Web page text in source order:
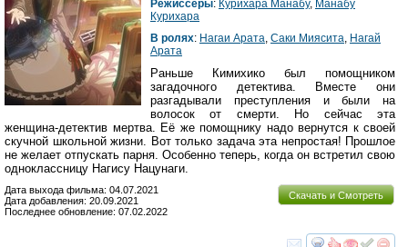
Режиссеры: Курихара Манабу, Манабу
Курихара
В ролях: Нагаи Арата Саки Миясита Нагай
Арата
Раньше Кимихико был помощником
загадочного детектива. Вместе они
разгадывали преступления и были на
волосок от смерти. Но сейчас эта
женщина-детектив мертва. Её же помощнику надо вернутся к своей
скучной школьной жизни. Вот только задача эта непростая! Прошлое
не желает отпускать парня. Особенно теперь, когда он встретил свою
одноклассницу Нагису Нацунаги.
Скачать и Смотреть
Дата выхода фильма: 04.07.2021
Дата добавления: 20.09.2021
Последнее обновление: 07.02.2022